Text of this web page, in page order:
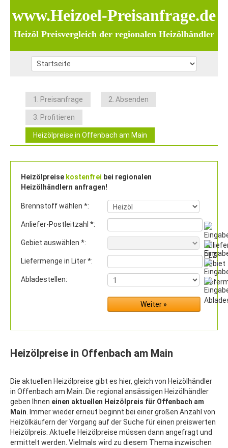
www.Heizoel-Preisanfrage.de
Heizöl Preisvergleich der regionalen Heizölhändler
1. Preisanfrage 2. Absenden
3. Profitieren
Heizölpreise in Offenbach am Main
Heizölpreise kostenfrei bei regionalen
Heizölhändlern anfragen!
Brennstoff wählen *:
Anliefer-Postleitzahl *:
Gebiet auswählen *:
Liefermenge in Liter *:
Abladestellen:
Heizölpreise in Offenbach am Main
Die aktuellen Heizölpreise gibt es hier, gleich von Heizölhändler
in Offenbach am Main. Die regional ansässigen Heizölhändler
geben Ihnen einen aktuellen Heizölpreis für Offenbach am
Main . Immer wieder erneut beginnt bei einer großen Anzahl von
Heizölkäufern der Vorgang auf der Suche für einen preiswerten
Heizölpreis. Aktuelle Heizölpreise müssen dann angefragt und
ermittelt werden. Vielmals wird zu diesem Thema inzwischen